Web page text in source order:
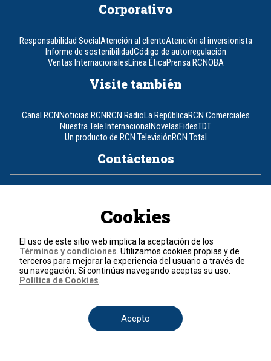
Corporativo
Responsabilidad SocialAtención al clienteAtención al inversionista
Informe de sostenibilidadCódigo de autorregulación
Ventas InternacionalesLínea ÉticaPrensa RCNOBA
Visite también
Canal RCNNoticias RCNRCN RadioLa RepúblicaRCN Comerciales
Nuestra Tele InternacionalNovelasFidesTDT
Un producto de RCN TelevisiónRCN Total
Contáctenos
Política de datos personales
Términos y condiciones
© 2026, RCN Medios.
Todos los derechos reservados.
Organización Ardila Lülle - www.oal.com.co
Cookies
El uso de este sitio web implica la aceptación de los
Términos y condiciones . Utilizamos cookies propias y de
terceros para mejorar la experiencia del usuario a través de
su navegación. Si continúas navegando aceptas su uso.
Política de Cookies
Acepto